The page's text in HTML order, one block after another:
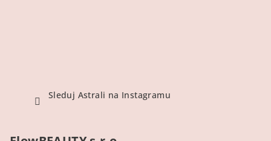
Sleduj Astrali na Instagramu